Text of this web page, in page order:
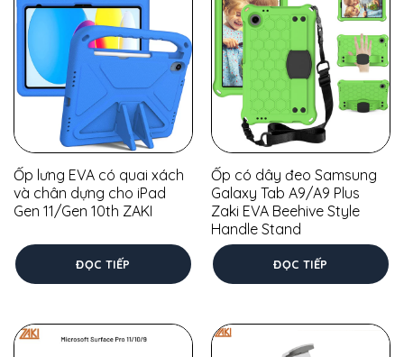
Ốp lưng EVA có quai xách
và chân dựng cho iPad
Gen 11/Gen 10th ZAKI
ĐỌC TIẾP
Ốp có dây đeo Samsung
Galaxy Tab A9/A9 Plus
Zaki EVA Beehive Style
Handle Stand
ĐỌC TIẾP